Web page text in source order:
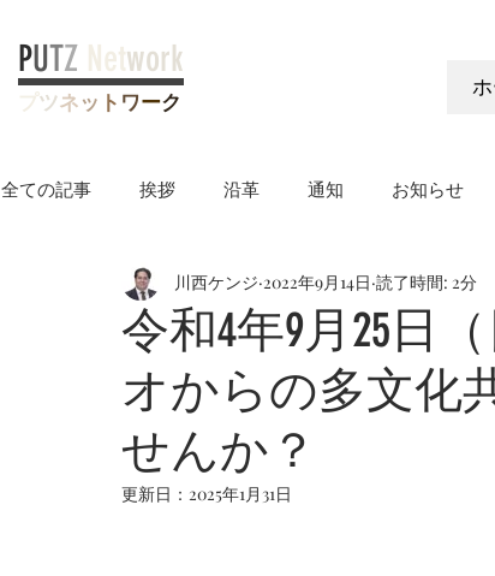
PUTZ Network
プツネ ッ ト ワーク
全ての記事 挨拶 沿革 通知 お知らせ
ヤングケアラー制度
令和4年9月25日
オからの多文化
せんか？
川西ケンジ 2022年9月14日 読了時間: 2分
更新日： 2025年1月31日